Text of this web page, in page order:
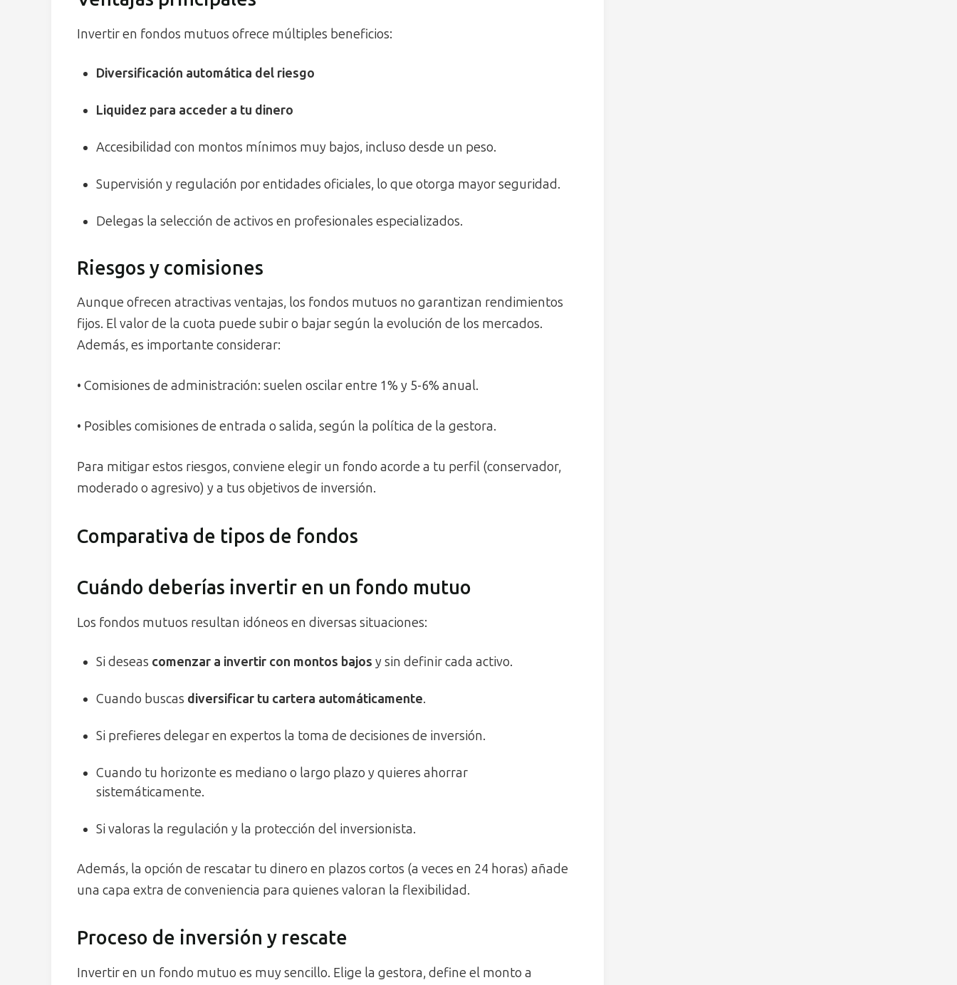
Invertir en fondos mutuos ofrece múltiples beneficios:
Diversificación automática del riesgo
Liquidez para acceder a tu dinero
Accesibilidad con montos mínimos muy bajos, incluso desde un peso.
Supervisión y regulación por entidades oficiales, lo que otorga mayor seguridad.
Delegas la selección de activos en profesionales especializados.
Riesgos y comisiones
Aunque ofrecen atractivas ventajas, los fondos mutuos no garantizan rendimientos
fijos. El valor de la cuota puede subir o bajar según la evolución de los mercados.
Además, es importante considerar:
• Comisiones de administración: suelen oscilar entre 1% y 5-6% anual.
• Posibles comisiones de entrada o salida, según la política de la gestora.
Para mitigar estos riesgos, conviene elegir un fondo acorde a tu perfil (conservador,
moderado o agresivo) y a tus objetivos de inversión.
Comparativa de tipos de fondos
Cuándo deberías invertir en un fondo mutuo
Los fondos mutuos resultan idóneos en diversas situaciones:
Si deseas comenzar a invertir con montos bajos y sin definir cada activo.
Cuando buscas diversificar tu cartera automáticamente.
Si prefieres delegar en expertos la toma de decisiones de inversión.
Cuando tu horizonte es mediano o largo plazo y quieres ahorrar
sistemáticamente.
Si valoras la regulación y la protección del inversionista.
Además, la opción de rescatar tu dinero en plazos cortos (a veces en 24 horas) añade
una capa extra de conveniencia para quienes valoran la flexibilidad.
Proceso de inversión y rescate
Invertir en un fondo mutuo es muy sencillo. Elige la gestora, define el monto a